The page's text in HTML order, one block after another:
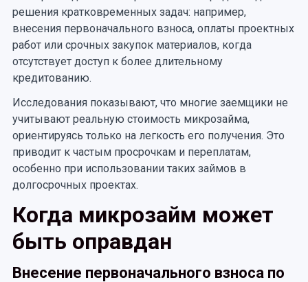
решения кратковременных задач: например,
внесения первоначального взноса, оплаты проектных
работ или срочных закупок материалов, когда
отсутствует доступ к более длительному
кредитованию.
Исследования показывают, что многие заемщики не
учитывают реальную стоимость микрозайма,
ориентируясь только на легкость его получения. Это
приводит к частым просрочкам и переплатам,
особенно при использовании таких займов в
долгосрочных проектах.
Когда микрозайм может
быть оправдан
Внесение первоначального взноса по